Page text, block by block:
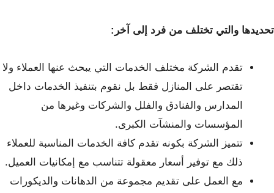
تحديدها والتي تختلف من فرد إلى آخر:
تقدم الشركة مختلف الخدمات التي يبحث عنها العملاء ولا
تقتصر على المنازل فقط بل نقوم بتنفيذ الخدمات داخل
المدارس والفنادق والفلل والشركات وغيرها من
المؤسسات والمنشآت الكبرى.
تتميز الشركة بكونه تقدم كافة الخدمات المناسبة للعملاء
ذلك مع توفير أسعار معقولة تتناسب مع إمكانيات العميل.
مع العمل على تقديم مجموعة من الدهانات والديكورات